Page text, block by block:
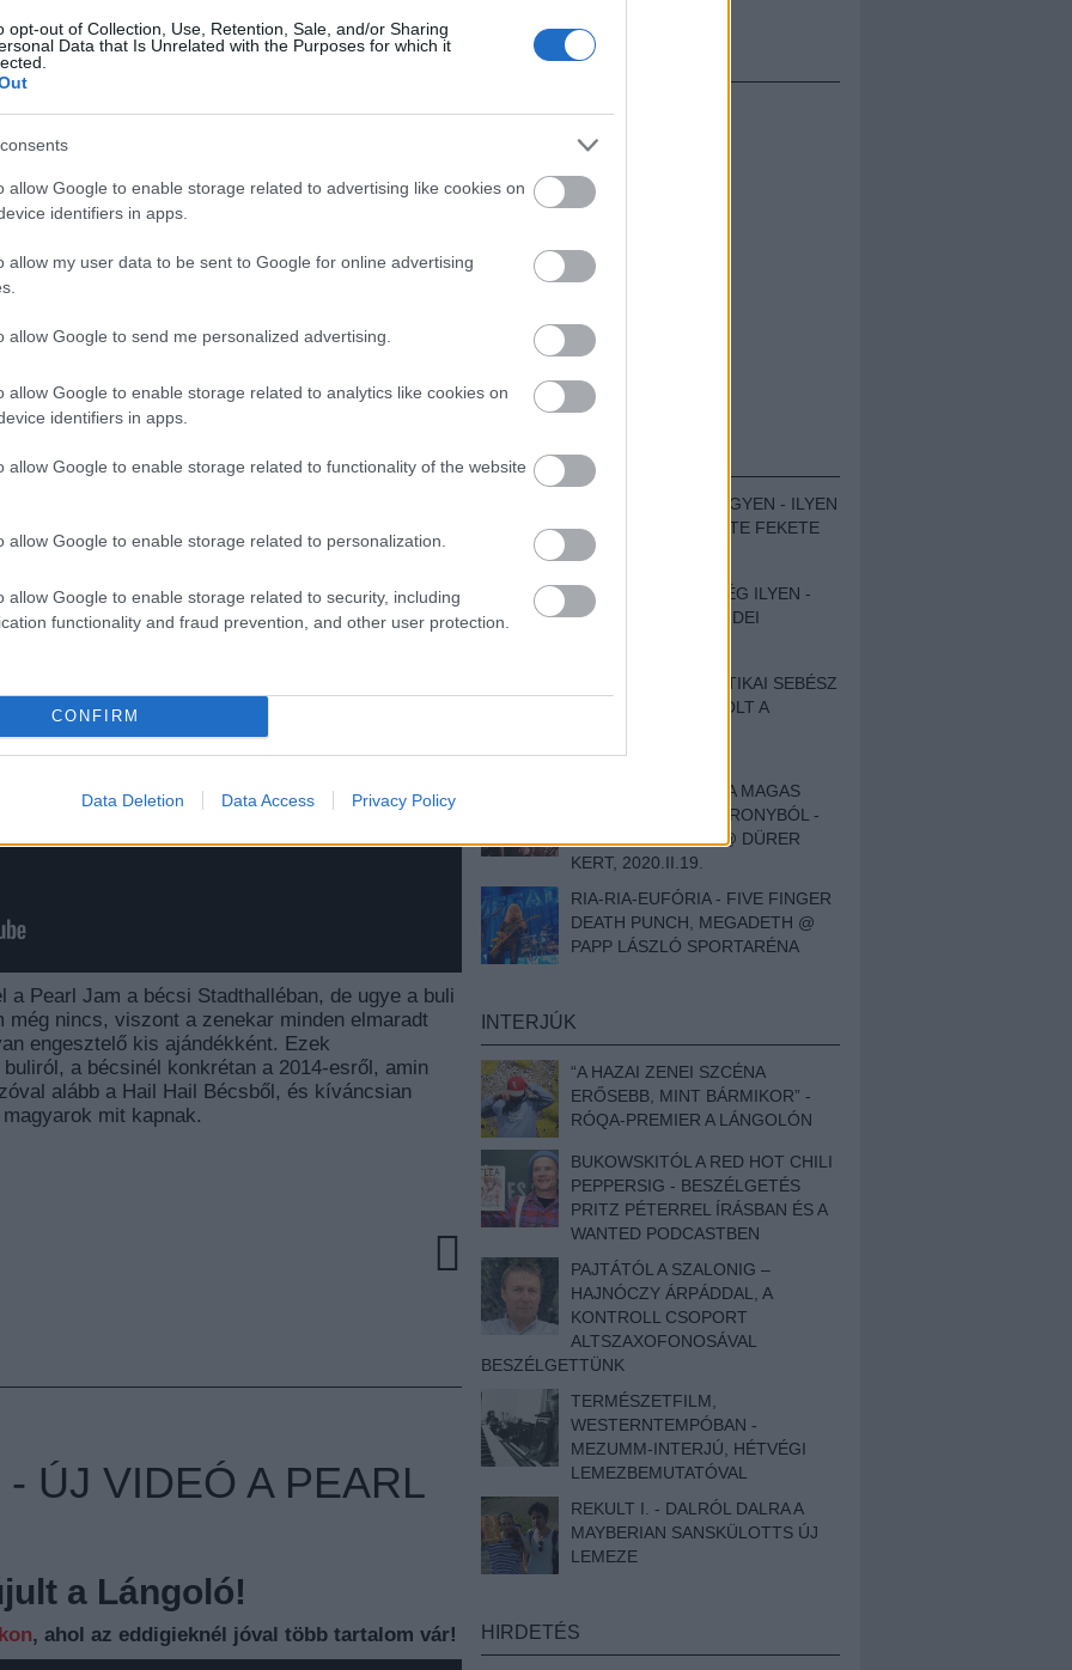
opt-out of Collection, Use, Retention, Sale, and/or Sharing
Data that Is Unrelated with the Purposes for which it
allow Google to enable storage related to advertising like cookies on
identifiers in apps.
allow my user data to be sent to Google for online advertising
allow Google to send me personalized advertising.
allow Google to enable storage related to analytics like cookies on
identifiers in apps.
allow Google to enable storage related to functionality of the website
allow Google to enable storage related to personalization.
allow Google to enable storage related to security, including
functionality and fraud prevention, and other user protection.
CONFIRM
Data Deletion Data Access Privacy Policy
A PEARL
a Lángoló!
a Pearl Jam a bécsi Stadthalléban, de ugye a buli
nincs, viszont a zenekar minden elmaradt
engesztelő kis ajándékként. Ezek
a bécsinél konkrétan a 2014-esről, amin
alább a Hail Hail Bécsből, és kíváncsian
mit kapnak.
ÚJ VIDEÓ A PEARL
a Lángoló!
, ahol az eddigieknél jóval több tartalom vár!
HIRDETÉS
BESZÁMOLÓK
ZENÉS TÁBOR A HEGYEN - ILYEN
VOLT A VÍRUS SZÜLTE FEKETE
ZAJ FESZTIVÁL
SOHA NEM VOLT MÉG ILYEN -
BESZÁMOLÓNK AZ IDEI
EGY HALLÁSPLASZTIKAI SEBÉSZ
NAPLÓJA - ILYEN VOLT A
DOKUMENTUMFILM
MÉLY FÉRFIBÁNAT A MAGAS
ELEFÁNTCSONTTORONYBÓL -
LEPROUS, KLONE @ DÜRER
KERT, 2020.II.19.
RIA-RIA-EUFÓRIA - FIVE FINGER
DEATH PUNCH, MEGADETH @
PAPP LÁSZLÓ SPORTARÉNA
INTERJÚK
“A HAZAI ZENEI SZCÉNA
ERŐSEBB, MINT BÁRMIKOR” -
RÓQA-PREMIER A LÁNGOLÓN
BUKOWSKITÓL A RED HOT CHILI
PEPPERSIG - BESZÉLGETÉS
PRITZ PÉTERREL ÍRÁSBAN ÉS A
WANTED PODCASTBEN
PAJTÁTÓL A SZALONIG –
HAJNÓCZY ÁRPÁDDAL, A
KONTROLL CSOPORT
ALTSZAXOFONOSÁVAL
BESZÉLGETTÜNK
TERMÉSZETFILM,
WESTERNTEMPÓBAN -
MEZUMM-INTERJÚ, HÉTVÉGI
LEMEZBEMUTATÓVAL
REKULT I. - DALRÓL DALRA A
MAYBERIAN SANSKÜLOTTS ÚJ
LEMEZE
HIRDETÉS